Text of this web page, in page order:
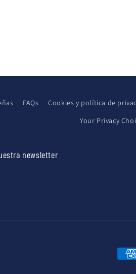
FAQs Cookies y política de
Your Privacy
newsletter
Formas